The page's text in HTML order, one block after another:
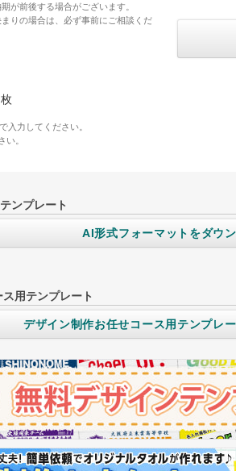
が前後する場合がございます。
りの場合は、必ず事前にご相談くだ
枚
入力してください。
い。
ンプレート
AI形式フォーマットをダウ
用テンプレート
デザイン制作お任せコース用テンプレ